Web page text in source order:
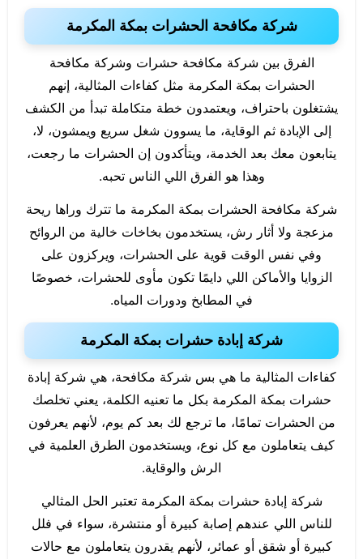
شركة مكافحة الحشرات بمكة المكرمة
الفرق بين شركة مكافحة حشرات وشركة مكافحة
الحشرات بمكة المكرمة مثل كفاءات المثالية، إنهم
يشتغلون باحتراف، ويعتمدون خطة متكاملة تبدأ من الكشف
إلى الإبادة ثم الوقاية، ما يسوون شغل سريع ويمشون، لا،
يتابعون معك بعد الخدمة، ويتأكدون إن الحشرات ما رجعت،
وهذا هو الفرق اللي الناس تحبه.
شركة مكافحة الحشرات بمكة المكرمة ما تترك وراها ريحة
مزعجة ولا أثار رش، يستخدمون بخاخات خالية من الروائح
وفي نفس الوقت قوية على الحشرات، ويركزون على
الزوايا والأماكن اللي دايمًا تكون مأوى للحشرات، خصوصًا
في المطابخ ودورات المياه.
شركة إبادة حشرات بمكة المكرمة
كفاءات المثالية ما هي بس شركة مكافحة، هي شركة إبادة
حشرات بمكة المكرمة بكل ما تعنيه الكلمة، يعني تخلصك
من الحشرات تمامًا، ما ترجع لك بعد كم يوم، لأنهم يعرفون
كيف يتعاملون مع كل نوع، ويستخدمون الطرق العلمية في
الرش والوقاية.
شركة إبادة حشرات بمكة المكرمة تعتبر الحل المثالي
للناس اللي عندهم إصابة كبيرة أو منتشرة، سواء في فلل
كبيرة أو شقق أو عمائر، لأنهم يقدرون يتعاملون مع حالات